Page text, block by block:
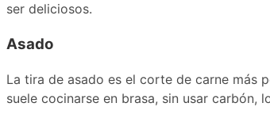
ser deliciosos.
Asado
La tira de asado es el corte de carne más
suele cocinarse en brasa, sin usar carbón,